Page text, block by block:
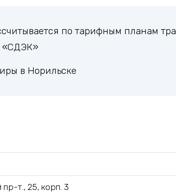
по тарифным планам
«СДЭК»
пр-т., 25, корп. 3